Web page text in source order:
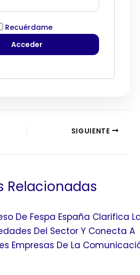
Recuérdame
SIGUIENTE
Relacionadas